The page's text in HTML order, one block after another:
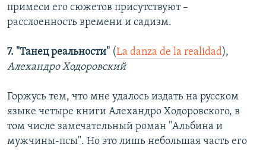
примеси его сюжетов присутствуют –
расслоенность времени и садизм.
7. "Танец реальности" (La danza de la realidad),
Алехандро Ходоровский
Горжусь тем, что мне удалось издать на русском
языке четыре книги Алехандро Ходоровского, в
том числе замечательный роман "Альбина и
мужчины-псы". Но это лишь небольшая часть его